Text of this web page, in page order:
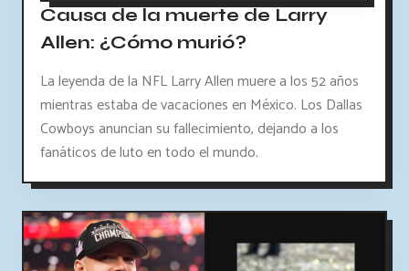
Causa de la muerte de Larry
Allen: ¿Cómo murió?
La leyenda de la NFL Larry Allen muere a los 52 años
mientras estaba de vacaciones en México. Los Dallas
Cowboys anuncian su fallecimiento, dejando a los
fanáticos de luto en todo el mundo.